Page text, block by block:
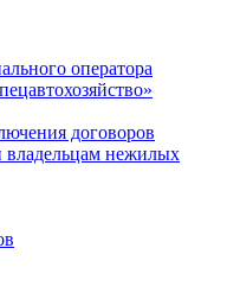
оператора
договоров
нежилых